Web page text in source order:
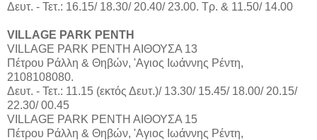
Δευτ. - Τετ.: 16.15/ 18.30/ 20.40/ 23.00. Τρ. & 11.50/ 14.00
VILLAGE PARK ΡΕΝΤΗ
VILLAGE PARK ΡΕΝΤΗ ΑΙΘΟΥΣΑ 13
Πέτρου Ράλλη & Θηβών, 'Αγιος Ιωάννης Ρέντη,
2108108080.
Δευτ. - Τετ.: 11.15 (εκτός Δευτ.)/ 13.30/ 15.45/ 18.00/ 20.15/
22.30/ 00.45
VILLAGE PARK ΡΕΝΤΗ ΑΙΘΟΥΣΑ 15
Πέτρου Ράλλη & Θηβών, 'Αγιος Ιωάννης Ρέντη,